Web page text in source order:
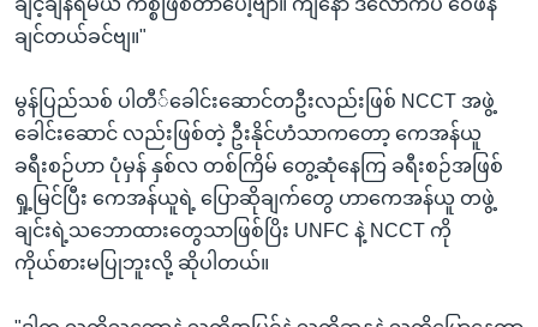
ချင်တယ်ခင်ဗျ။"
မွန်ပြည်သစ် ပါတီ်ခေါင်းဆောင်တဦးလည်းဖြစ် NCCT အဖွဲ့
ခေါင်းဆောင် လည်းဖြစ်တဲ့ ဦးနိုင်ဟံသာကတော့ ကေအန်ယူ
ခရီးစဉ်ဟာ ပုံမှန် နှစ်လ တစ်ကြိမ် တွေ့ဆုံနေကြ ခရီးစဉ်အဖြစ်
ရှု့မြင်ပြီး ကေအန်ယူရဲ့ ပြောဆိုချက်တွေ ဟာကေအန်ယူ တဖွဲ့
ချင်းရဲ့သဘောထားတွေသာဖြစ်ပြိး UNFC နဲ့ NCCT ကို
ကိုယ်စားမပြုဘူးလို့ ဆိုပါတယ်။